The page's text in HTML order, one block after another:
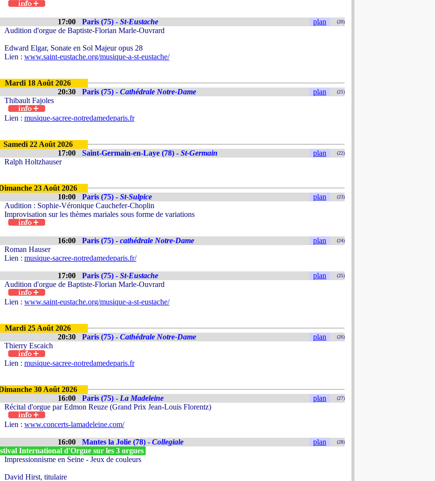
17:00 Paris (75) - St-Eustache plan (20)
Audition d'orgue de Baptiste-Florian Marle-Ouvrard
Edward Elgar, Sonate en Sol Majeur opus 28
Lien : www.saint-eustache.org/musique-a-st-eustache/
Mardi 18 Août 2026
20:30
Paris (75) - Cathédrale Notre-Dame plan (21)
Thibault Fajoles
Lien : musique-sacree-notredamedeparis.fr
Samedi 22 Août 2026
17:00
Saint-Germain-en-Laye (78) - St-Germain plan (22)
Ralph Holtzhauser
23 Août 2026
10:00
Paris (75) - St-Sulpice plan (23)
Audition : Sophie-Véronique Cauchefer-Choplin
Improvisation sur les thèmes mariales sous forme de variations
16:00 Paris (75) - cathédrale Notre-Dame plan (24)
Roman Hauser
Lien : musique-sacree-notredamedeparis.fr/
17:00 Paris (75) - St-Eustache plan (25)
Audition d'orgue de Baptiste-Florian Marle-Ouvrard
Lien : www.saint-eustache.org/musique-a-st-eustache/
Mardi 25 Août 2026
20:30
Paris (75) - Cathédrale Notre-Dame plan (26)
Thierry Escaich
Lien : musique-sacree-notredamedeparis.fr
30 Août 2026
16:00
Paris (75) - La Madeleine plan (27)
Récital d'orgue par Edmon Reuze (Grand Prix Jean-Louis Florentz)
Lien : www.concerts-lamadeleine.com/
16:00 Mantes la Jolie (78) - Collegiale plan (28)
International d'Orgue sur les 3 orgues
Impressionnisme en Seine - Jeux de couleurs
David Hirst, titulaire